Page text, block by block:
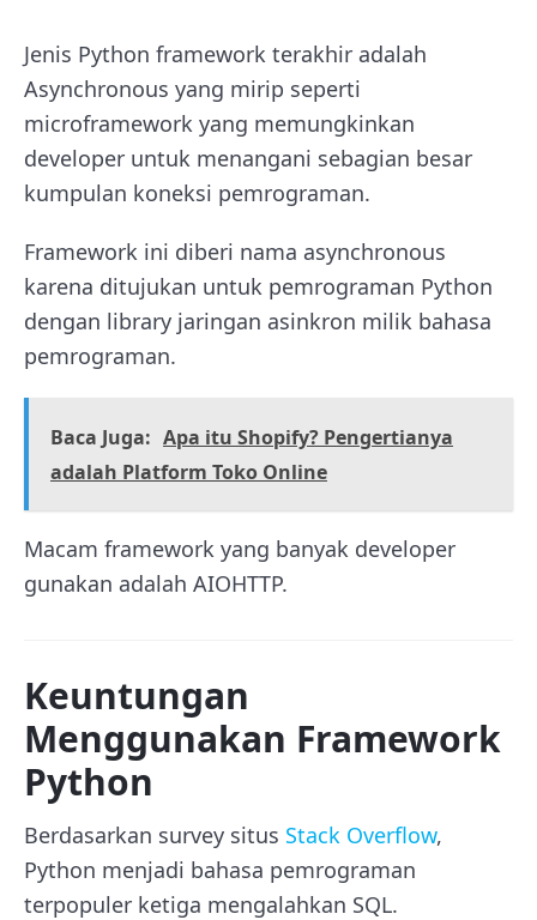
Jenis Python framework terakhir adalah
Asynchronous yang mirip seperti
microframework yang memungkinkan
developer untuk menangani sebagian besar
kumpulan koneksi pemrograman.
Framework ini diberi nama asynchronous
karena ditujukan untuk pemrograman Python
dengan library jaringan asinkron milik bahasa
pemrograman.
Baca Juga: Apa itu Shopify? Pengertianya
adalah Platform Toko Online
Macam framework yang banyak developer
gunakan adalah AIOHTTP.
Keuntungan
Menggunakan Framework
Python
Berdasarkan survey situs Stack Overflow,
Python menjadi bahasa pemrograman
terpopuler ketiga mengalahkan SQL.